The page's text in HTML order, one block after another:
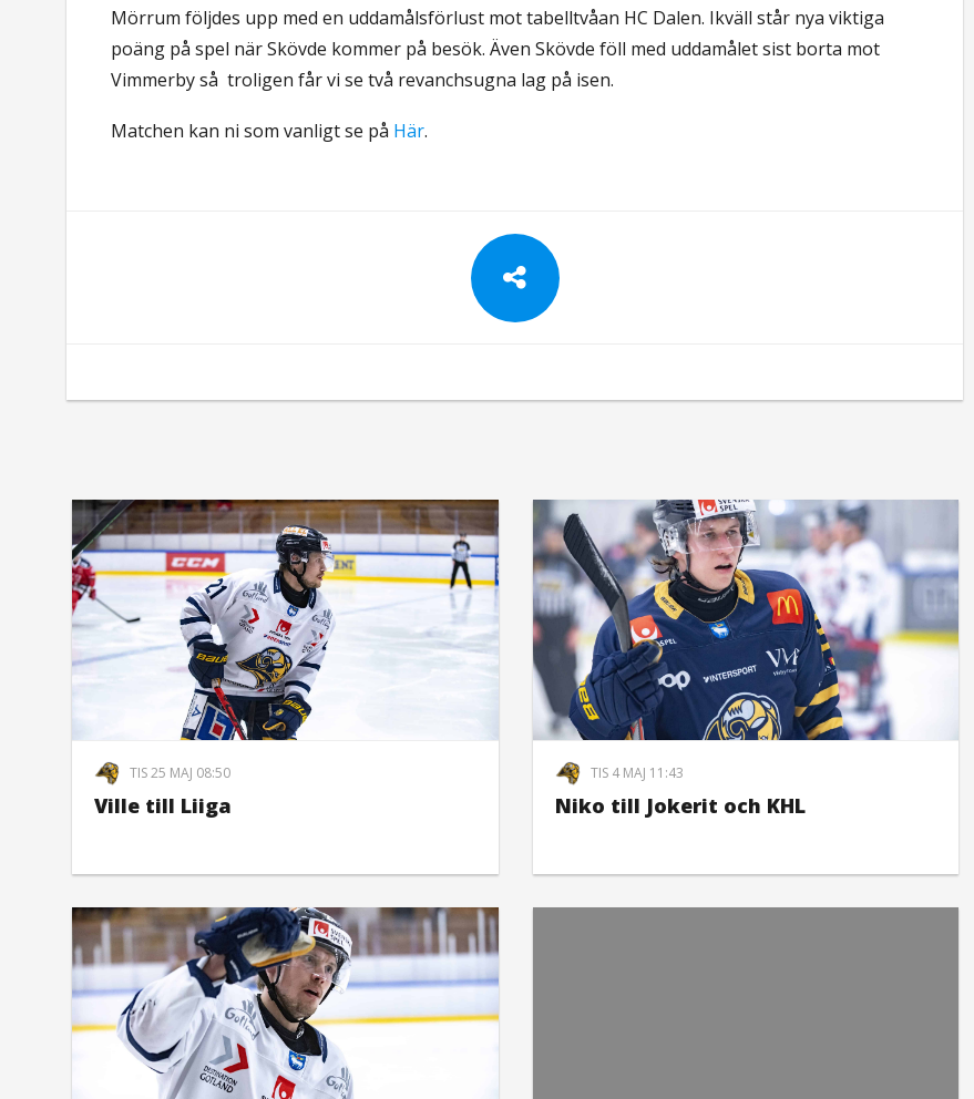
Mörrum följdes upp med en uddamålsförlust mot tabelltvåan HC Dalen. Ikväll står nya viktiga
poäng på spel när Skövde kommer på besök. Även Skövde föll med uddamålet sist borta mot
Vimmerby så troligen får vi se två revanchsugna lag på isen.
Matchen kan ni som vanligt se på Här.
TIS 25 MAJ 08:50
Ville till Liiga
TIS 4 MAJ 11:43
Niko till Jokerit och KHL